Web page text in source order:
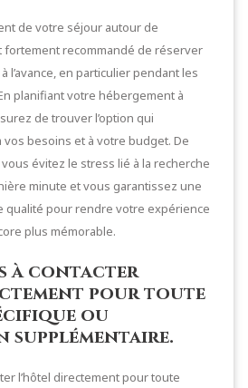
de votre séjour autour de
fortement recommandé de réserver
l’avance, en particulier pendant les
planifiant votre hébergement à
de trouver l’option qui
besoins et à votre budget. De
évitez le stress lié à la recherche
minute et vous garantissez une
qualité pour rendre votre expérience
plus mémorable.
à contacter
pour toute
ou
l’hôtel directement pour toute